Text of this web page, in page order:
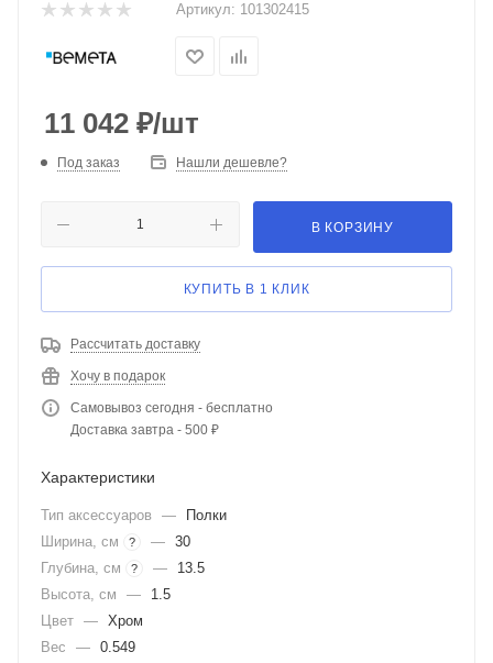
Артикул: 101302415
11 042 ₽/шт
Под заказ Нашли дешевле?
В КОРЗИНУ
КУПИТЬ В 1 КЛИК
Рассчитать доставку
Хочу в подарок
Самовывоз сегодня - бесплатно
Доставка завтра - 500 ₽
Характеристики
Тип аксессуаров —
Полки
Ширина, см
? — 30
Глубина, см
? —
13.5
Высота, см
—
1.5
Цвет — Хром
Вес
— 0.549